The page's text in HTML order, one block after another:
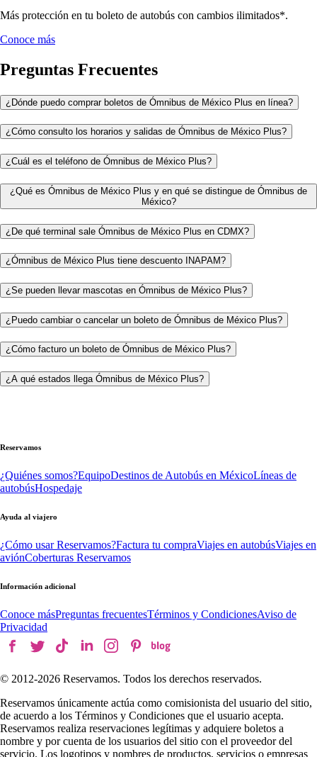
Más protección en tu boleto de autobús con cambios ilimitados*.
Conoce más
Preguntas Frecuentes
¿Dónde puedo comprar boletos de Ómnibus de México Plus en línea?
¿Cómo consulto los horarios y salidas de Ómnibus de México Plus?
¿Cuál es el teléfono de Ómnibus de México Plus?
¿Qué es Ómnibus de México Plus y en qué se distingue de Ómnibus de
México?
¿De qué terminal sale Ómnibus de México Plus en CDMX?
¿Ómnibus de México Plus tiene descuento INAPAM?
¿Se pueden llevar mascotas en Ómnibus de México Plus?
¿Puedo cambiar o cancelar un boleto de Ómnibus de México Plus?
¿Cómo facturo un boleto de Ómnibus de México Plus?
¿A qué estados llega Ómnibus de México Plus?
Reservamos
¿Quiénes somos?EquipoDestinos de Autobús en MéxicoLíneas de
autobúsHospedaje
Ayuda al viajero
¿Cómo usar Reservamos?Factura tu compraViajes en autobúsViajes en
aviónCoberturas Reservamos
Información adicional
Conoce másPreguntas frecuentesTérminos y CondicionesAviso de
Privacidad
© 2012-2026 Reservamos. Todos los derechos reservados.
Reservamos únicamente actúa como comisionista del usuario del sitio,
de acuerdo a los Términos y Condiciones que el usuario acepta.
Reservamos realiza reservaciones legítimas y adquiere boletos a
nombre y por cuenta de los usuarios del sitio con el proveedor del
servicio. Los logotipos y nombres de productos, servicios o empresas